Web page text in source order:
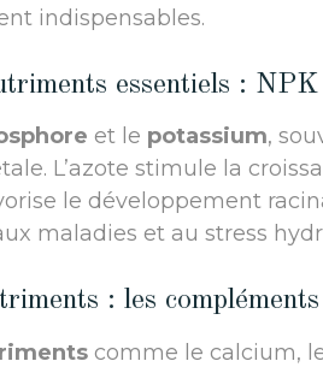
indispensables.
essentiels : NPK
et le potassium,
L’azote stimule la
le développement
maladies et au stress
: les
comme le calcium,